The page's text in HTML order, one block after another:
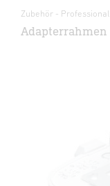
Zubehör -